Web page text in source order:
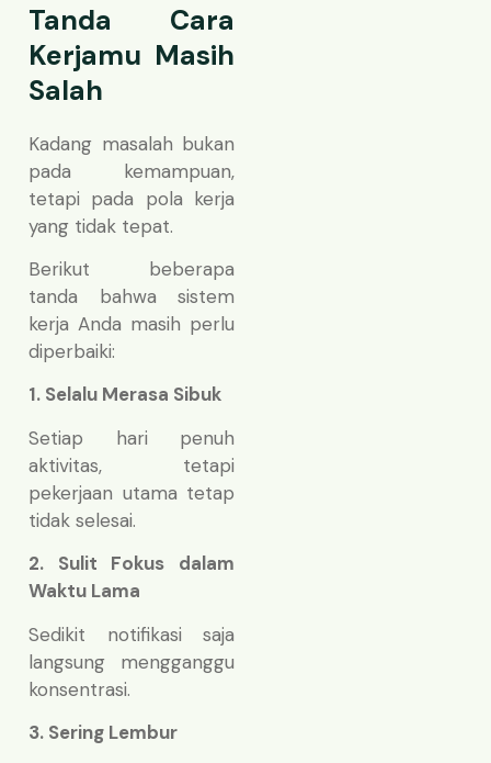
Tanda Cara
Kerjamu Masih
Salah
Kadang masalah bukan
pada kemampuan,
tetapi pada pola kerja
yang tidak tepat.
Berikut beberapa
tanda bahwa sistem
kerja Anda masih perlu
diperbaiki:
1. Selalu Merasa Sibuk
Setiap hari penuh
aktivitas, tetapi
pekerjaan utama tetap
tidak selesai.
2. Sulit Fokus dalam
Waktu Lama
Sedikit notifikasi saja
langsung mengganggu
konsentrasi.
3. Sering Lembur